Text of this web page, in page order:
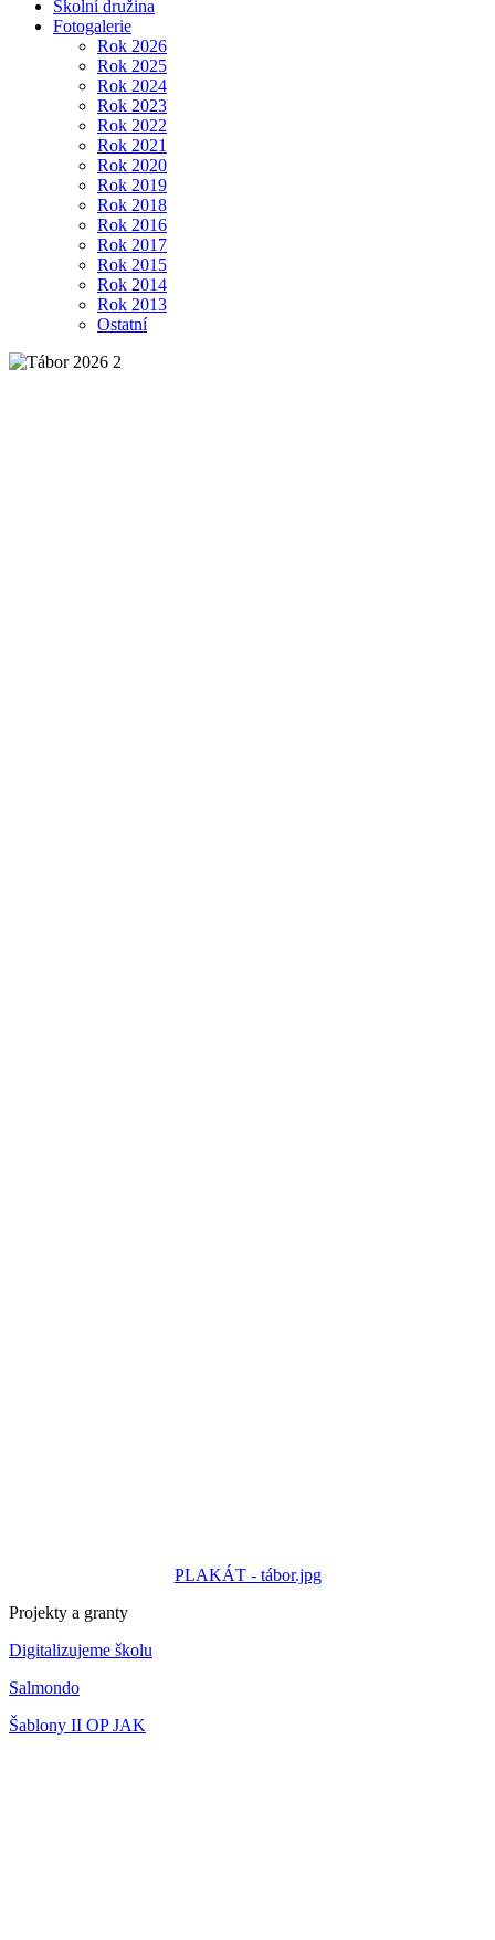
Školní družina
Fotogalerie
Rok 2026
Rok 2025
Rok 2024
Rok 2023
Rok 2022
Rok 2021
Rok 2020
Rok 2019
Rok 2018
Rok 2016
Rok 2017
Rok 2015
Rok 2014
Rok 2013
Ostatní
PLAKÁT - tábor.jpg
Projekty a granty
Digitalizujeme školu
Salmondo
Šablony II OP JAK